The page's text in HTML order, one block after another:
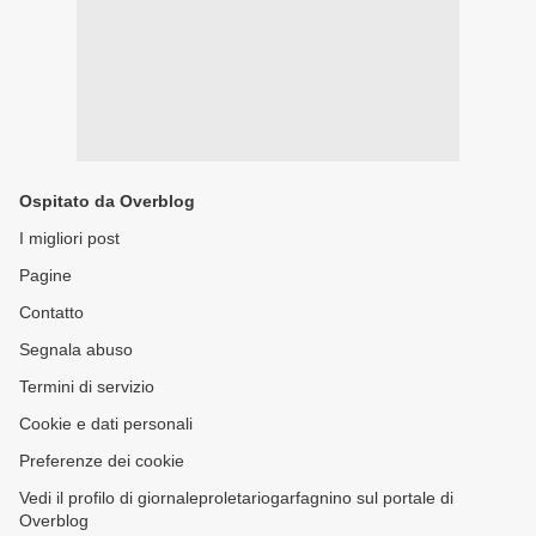
Ospitato da Overblog
I migliori post
Pagine
Contatto
Segnala abuso
Termini di servizio
Cookie e dati personali
Preferenze dei cookie
Vedi il profilo di giornaleproletariogarfagnino sul portale di
Overblog